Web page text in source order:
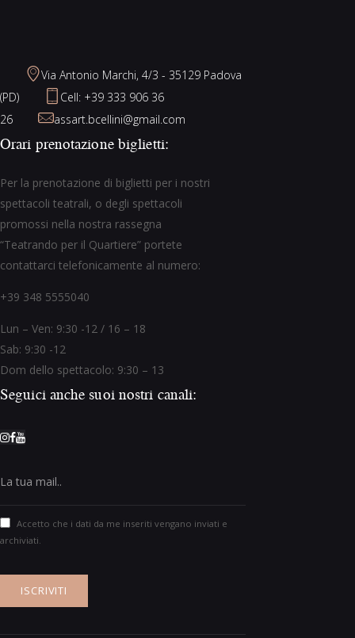
Via Antonio Marchi, 4/3 - 35129 Padova
(PD)
Cell: +39 333 906 36
26
assart.bcellini@gmail.com
Orari prenotazione biglietti:
Per la prenotazione di biglietti per i nostri
spettacoli teatrali, o degli spettacoli
promossi nella nostra rassegna
“Teatrando per il Quartiere” portete
contattarci telefonicamente al numero:
+39 348 5555040
Lun – Ven: 9:30 -12 / 16 – 18
Sab: 9:30 -12
Dom dello spettacolo: 9:30 – 13
Seguici anche suoi nostri canali:
Accetto che i dati da me inseriti vengano inviati e
archiviati.